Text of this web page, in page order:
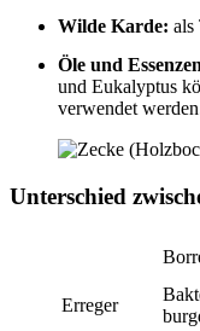
Wilde Karde: als
Öle und
und Eukalyptus
verwendet
Unterschied
Erreger